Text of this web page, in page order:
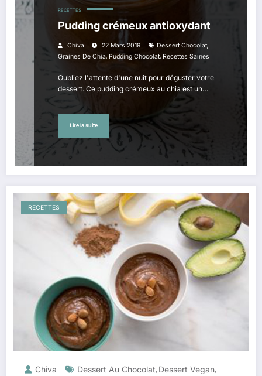
RECETTES
Pudding crémeux antioxydant
Chiva 22 Mars 2019 Dessert Chocolat,
Graines De Chia, Pudding Chocolat, Recettes Saines
Oubliez l'attente d'une nuit pour déguster votre
dessert. Ce pudding crémeux au chia est un…
Lire la suite
RECETTES
Chiva Dessert Au Chocolat, Dessert Vegan,